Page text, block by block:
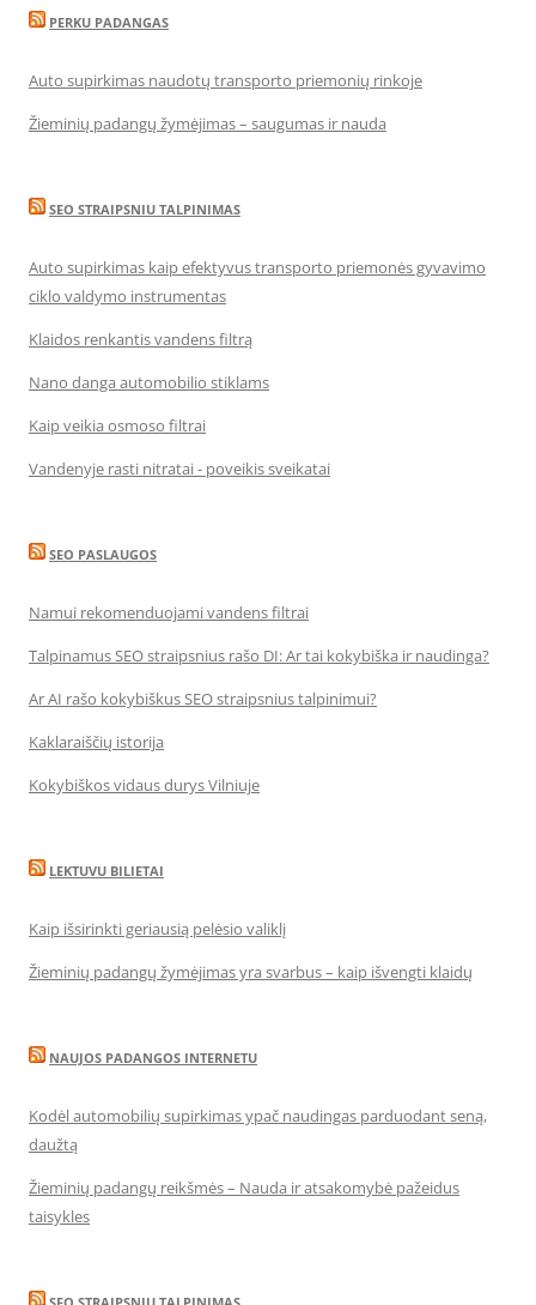
PERKU PADANGAS
Auto supirkimas naudotų transporto priemonių rinkoje
Žieminių padangų žymėjimas – saugumas ir nauda
SEO STRAIPSNIU TALPINIMAS
Auto supirkimas kaip efektyvus transporto priemonės gyvavimo
ciklo valdymo instrumentas
Klaidos renkantis vandens filtrą
Nano danga automobilio stiklams
Kaip veikia osmoso filtrai
Vandenyje rasti nitratai - poveikis sveikatai
SEO PASLAUGOS
Namui rekomenduojami vandens filtrai
Talpinamus SEO straipsnius rašo DI: Ar tai kokybiška ir naudinga?
Ar AI rašo kokybiškus SEO straipsnius talpinimui?
Kaklaraiščių istorija
Kokybiškos vidaus durys Vilniuje
LEKTUVU BILIETAI
Kaip išsirinkti geriausią pelėsio valiklį
Žieminių padangų žymėjimas yra svarbus – kaip išvengti klaidų
NAUJOS PADANGOS INTERNETU
Kodėl automobilių supirkimas ypač naudingas parduodant seną,
daužtą
Žieminių padangų reikšmės – Nauda ir atsakomybė pažeidus
taisykles